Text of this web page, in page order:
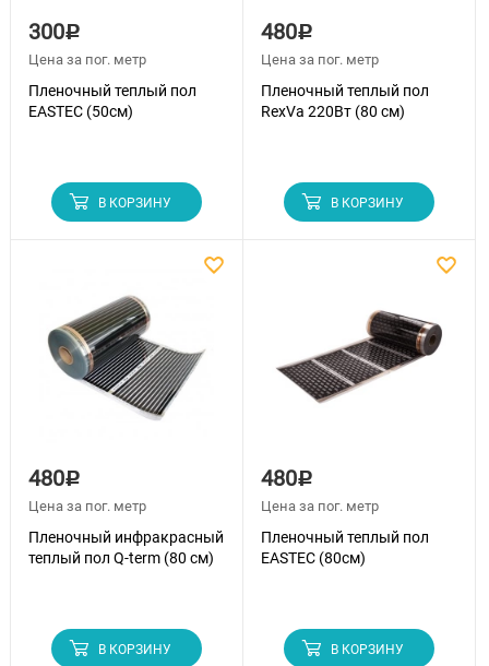
300Р
Цена за пог. метр
Пленочный теплый пол
EASTEC (50см)
В КОРЗИНУ
480Р
Цена за пог. метр
Пленочный теплый пол
RexVa 220Вт (80 см)
В КОРЗИНУ
480Р
Цена за пог. метр
Пленочный инфракрасный
теплый пол Q-term (80 см)
В КОРЗИНУ
480Р
Цена за пог. метр
Пленочный теплый пол
EASTEC (80см)
В КОРЗИНУ